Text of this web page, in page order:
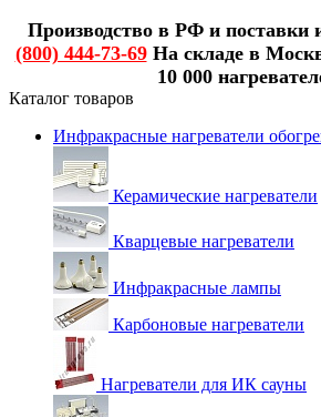
Производство в РФ и поставки
(800) 444-73-69На складе в
10 000
Каталог товаров
Инфракрасные нагреватели
Керамические нагреватели
Кварцевые нагреватели
Инфракрасные лампы
Карбоновые нагреватели
Нагреватели для ИК сауны